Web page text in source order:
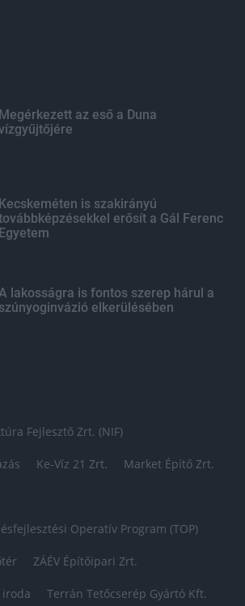
Megérkezett az eső a Duna
Kecskeméten is szakirányú
erősít a Gál Ferenc
Egyetem
lakosságra is fontos szerep hárul a
szúnyoginvázió elkerülésében
Fejlesztő Zrt. (NIF)
Ke-Víz 21 Zrt. Market Építő Zrt.
Operatív Program (TOP)
ZÁÉV Építőipari Zrt.
iroda Terrán Tetőcserép Gyártó Kft.